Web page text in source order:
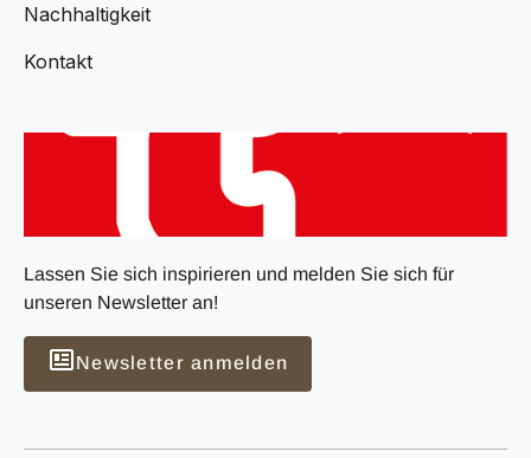
Nachhaltigkeit
Kontakt
Lassen Sie sich inspirieren und melden Sie sich für
unseren Newsletter an!
Newsletter anmelden